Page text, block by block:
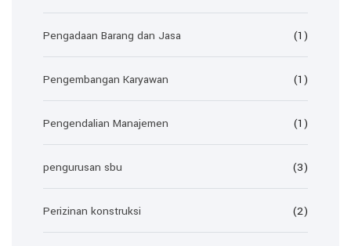
Pengadaan Barang dan Jasa (1)
Pengembangan Karyawan (1)
Pengendalian Manajemen (1)
pengurusan sbu (3)
Perizinan konstruksi (2)